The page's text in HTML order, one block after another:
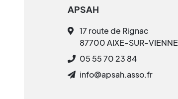
APSAH
17 route de Rignac
87700 AIXE-SUR-VIENNE
05 55 70 23 84
info@apsah.asso.fr